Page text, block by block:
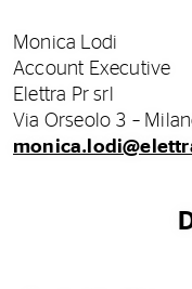
Monica Lodi
Account Executive
Elettra Pr srl
Via Orseolo 3 –